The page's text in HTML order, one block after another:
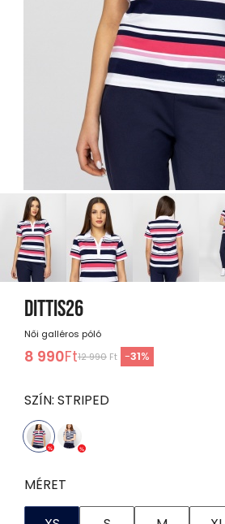
DITTIS26
Női galléros póló
8 990Ft12 990 Ft -31%
SZÍN: STRIPED
MÉRET